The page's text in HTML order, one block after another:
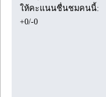
ให้คะแนนชื่นชมคนนี้:
+0/-0